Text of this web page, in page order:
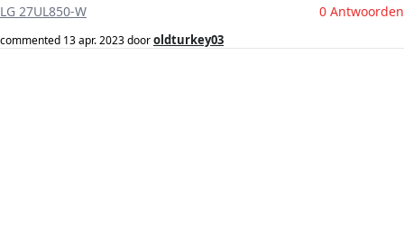
LG 27UL850-W 0 Antwoorden
commented 13 apr. 2023dooroldturkey03